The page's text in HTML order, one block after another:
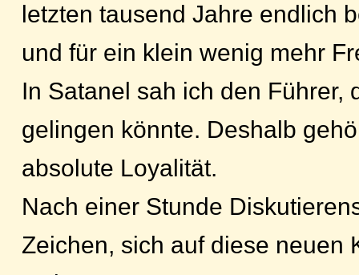
letzten tausend Jahre endlich
und für ein klein wenig mehr
In Satanel sah ich den Führer,
gelingen könnte. Deshalb
absolute Loyalität.
Nach einer Stunde
Zeichen, sich auf diese neuen